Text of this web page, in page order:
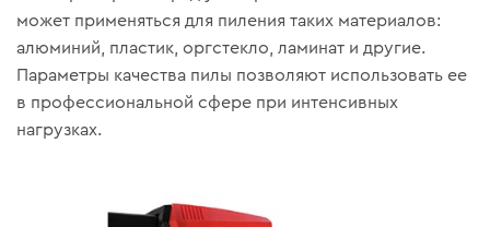
может применяться для пиления таких материалов:
алюминий, пластик, оргстекло, ламинат и другие.
Параметры качества пилы позволяют использовать ее
в профессиональной сфере при интенсивных
нагрузках.